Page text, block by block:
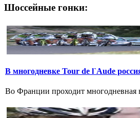
Шоссейные гонки:
В многодневке Tour de l`Aude
Во Франции проходит многодневная